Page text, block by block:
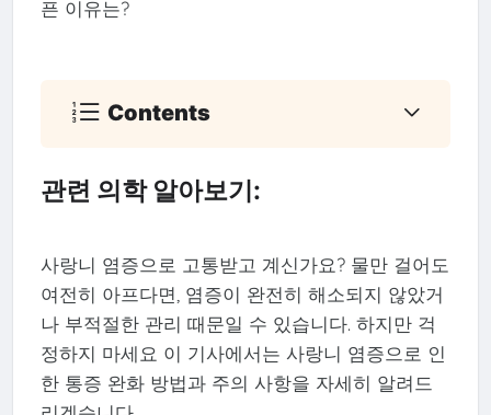
픈 이유는?
Contents
관련 의학 알아보기:
사랑니 염증으로 고통받고 계신가요? 물만 걸어도
여전히 아프다면, 염증이 완전히 해소되지 않았거
나 부적절한 관리 때문일 수 있습니다. 하지만 걱
정하지 마세요 이 기사에서는 사랑니 염증으로 인
한 통증 완화 방법과 주의 사항을 자세히 알려드